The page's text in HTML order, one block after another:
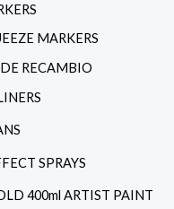
MARKERS
RECAMBIO
SPRAYS
400ml ARTIST PAINT